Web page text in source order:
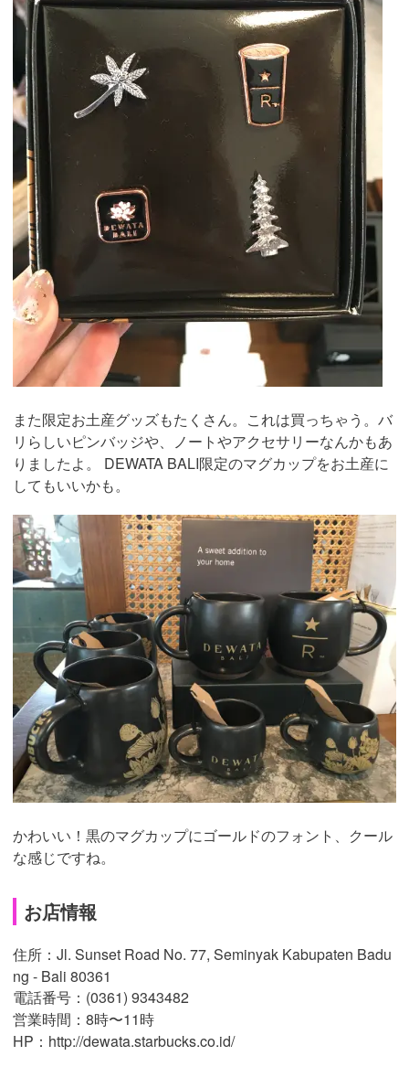
また限定お土産グッズもたくさん。これは買っちゃう。バ
リらしいピンバッジや、ノートやアクセサリーなんかもあ
りましたよ。 DEWATA BALI限定のマグカップをお土産に
してもいいかも。
かわいい！黒のマグカップにゴールドのフォント、クール
な感じですね。
お店情報
住所：Jl. Sunset Road No. 77, Seminyak Kabupaten Badu
ng - Bali 80361
電話番号：(0361) 9343482
営業時間：8時〜11時
HP：http://dewata.starbucks.co.id/